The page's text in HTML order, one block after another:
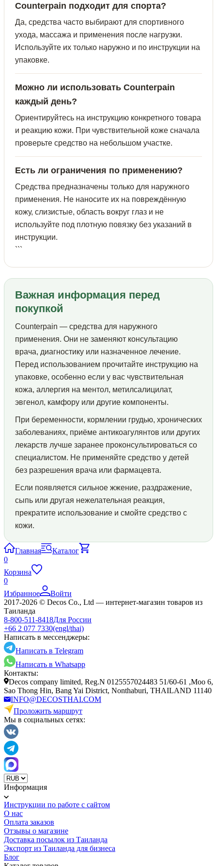
Counterpain подходит для спорта?
Да, средства часто выбирают для спортивного
ухода, массажа и применения после нагрузки.
Используйте их только наружно и по инструкции на
упаковке.
Можно ли использовать Counterpain
каждый день?
Ориентируйтесь на инструкцию конкретного товара
и реакцию кожи. При чувствительной коже сначала
проверьте средство на небольшом участке.
Есть ли ограничения по применению?
Средства предназначены только для наружного
применения. Не наносите их на повреждённую
кожу, слизистые, область вокруг глаз и не
используйте под плотную повязку без указаний в
инструкции.
```
Важная информация перед
покупкой
Counterpain — средства для наружного
применения. Они не заменяют консультацию
врача, диагностику или назначенное лечение.
Перед использованием прочитайте инструкцию на
упаковке, особенно если у вас чувствительная
кожа, аллергия на ментол, метилсалицилат,
эвгенол, камфору или другие компоненты.
При беременности, кормлении грудью, хронических
заболеваниях, приёме антикоагулянтов или других
лекарств лучше заранее проконсультироваться со
специалистом. Не применяйте средство у детей
без разрешения врача или фармацевта.
Если появляется сильное жжение, раздражение,
сыпь или другая нежелательная реакция,
прекратите использование и смойте средство с
кожи.
Главная
Каталог
0
Корзина
0
Избранное
Войти
2017-2026 © Decos Co., Ltd — интернет-магазин товаров из
Таиланда
8-800-511-8418Для России
+66 2 077 7330(engl/thai)
Написать в мессенджеры:
Написать в Telegram
Написать в Whatsapp
Контакты:
Decos company limited, Reg.N 0125557024483 51/60-61 ,Moo 6,
Sao Thong Hin, Bang Yai District, Nonthaburi, THAILAND 11140
INFO@DECOSTHAI.COM
Проложить маршрут
Мы в социальных сетях:
Информация
Инструкции по работе с сайтом
О нас
Оплата заказов
Отзывы о магазине
Доставка посылок из Таиланда
Экспорт из Таиланда для бизнеса
Блог